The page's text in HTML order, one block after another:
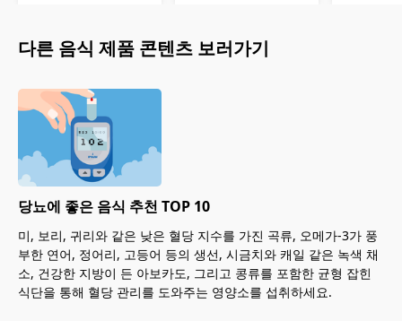
다른 음식 제품 콘텐츠 보러가기
당뇨에 좋은 음식 추천 TOP 10
미, 보리, 귀리와 같은 낮은 혈당 지수를 가진 곡류, 오메가-3가 풍
부한 연어, 정어리, 고등어 등의 생선, 시금치와 캐일 같은 녹색 채
소, 건강한 지방이 든 아보카도, 그리고 콩류를 포함한 균형 잡힌
식단을 통해 혈당 관리를 도와주는 영양소를 섭취하세요.